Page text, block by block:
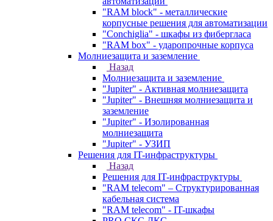
"RAM block" - металлические
корпусные решения для автоматизации
"Conchiglia" - шкафы из фибергласа
"RAM box" - ударопрочные корпуса
Молниезащита и заземление
Назад
Молниезащита и заземление
"Jupiter" - Активная молниезащита
"Jupiter" - Внешняя молниезащита и
заземление
"Jupiter" - Изолированная
молниезащита
"Jupiter" - УЗИП
Решения для IT-инфраструктуры
Назад
Решения для IT-инфраструктуры
"RAM telecom" – Структурированная
кабельная система
"RAM telecom" - IT-шкафы